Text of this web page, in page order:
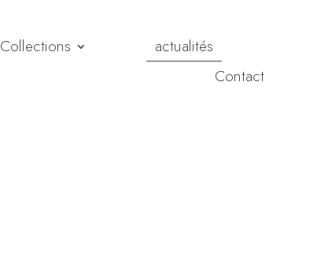
Collections
actualités
Contact